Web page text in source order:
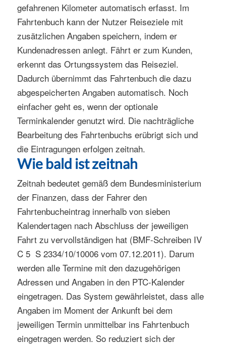
gefahrenen Kilometer automatisch erfasst. Im
Fahrtenbuch kann der Nutzer Reiseziele mit
zusätzlichen Angaben speichern, indem er
Kundenadressen anlegt. Fährt er zum Kunden,
erkennt das Ortungssystem das Reiseziel.
Dadurch übernimmt das Fahrtenbuch die dazu
abgespeicherten Angaben automatisch. Noch
einfacher geht es, wenn der optionale
Terminkalender genutzt wird. Die nachträgliche
Bearbeitung des Fahrtenbuchs erübrigt sich und
die Eintragungen erfolgen zeitnah.
Wie bald ist zeitnah
Zeitnah bedeutet gemäß dem Bundesministerium
der Finanzen, dass der Fahrer den
Fahrtenbucheintrag innerhalb von sieben
Kalendertagen nach Abschluss der jeweiligen
Fahrt zu vervollständigen hat (BMF-Schreiben IV
C 5  S 2334/10/10006 vom 07.12.2011). Darum
werden alle Termine mit den dazugehörigen
Adressen und Angaben in den PTC-Kalender
eingetragen. Das System gewährleistet, dass alle
Angaben im Moment der Ankunft bei dem
jeweiligen Termin unmittelbar ins Fahrtenbuch
eingetragen werden. So reduziert sich der